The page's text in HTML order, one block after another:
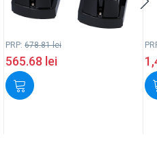
PRP: 678.81lei
565.68 lei